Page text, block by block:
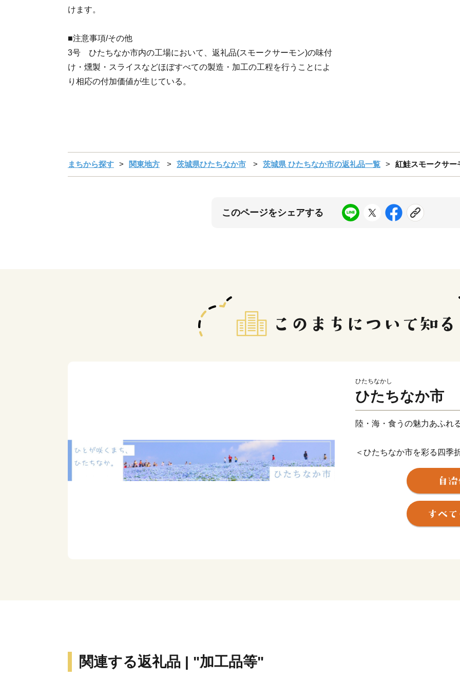
けます。
■注意事項/その他
3号 ひたちなか市内の工場において、返礼品(スモークサーモン)の味付
け・燻製・スライスなどほぼすべての製造・加工の工程を行うことによ
り相応の付加価値が生じている。
まちから探す 関東地方 茨城県ひたちなか市 茨城県 ひたちなか市の返礼品一覧 紅鮭スモークサー
このページをシェアする
ひたちなかし
ひたちなか市
陸・海・食うの魅力あふ
＜ひたちなか市を彩る四季
ひたちなか市は茨城県の中
れる頃、国営ひたち海浜公
カラフルで可愛らしいチュ
い！世界の絶景』と評され
モフィラが見頃を迎え、大
現す新緑のコキアは、秋
関連する返礼品 | "加工品等"